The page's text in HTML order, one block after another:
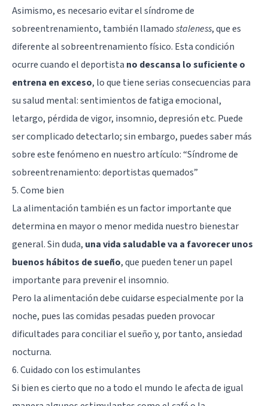
Asimismo, es necesario evitar el síndrome de
sobreentrenamiento, también llamadostaleness, que es
diferente al sobreentrenamiento físico. Esta condición
ocurre cuando el deportista no descansa lo suficiente o
entrena en exceso, lo que tiene serias consecuencias para
su salud mental: sentimientos de fatiga emocional,
letargo, pérdida de vigor, insomnio, depresión etc. Puede
ser complicado detectarlo; sin embargo, puedes saber más
sobre este fenómeno en nuestro artículo: “Síndrome de
sobreentrenamiento: deportistas quemados”
5. Come bien
La alimentación también es un factor importante que
determina en mayor o menor medida nuestro bienestar
general. Sin duda, una vida saludable va a favorecer unos
buenos hábitos de sueño, que pueden tener un papel
importante para prevenir el insomnio.
Pero la alimentación debe cuidarse especialmente por la
noche, pues las comidas pesadas pueden provocar
dificultades para conciliar el sueño y, por tanto, ansiedad
nocturna.
6. Cuidado con los estimulantes
Si bien es cierto que no a todo el mundo le afecta de igual